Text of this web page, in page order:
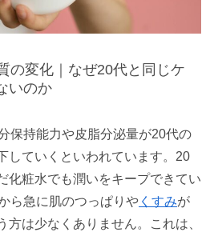
の変化｜なぜ20代と同じケ
いのか
保持能力や皮脂分泌量が20代の
していくといわれています。20
化粧水でも潤いをキープできてい
ら急に肌のつっぱりや くすみが
方は少なくありません。これは、